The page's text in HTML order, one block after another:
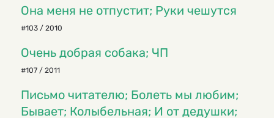
Она меня не отпустит; Руки чешутся
#103 / 2010
Очень добрая собака; ЧП
#107 / 2011
Письмо читателю; Болеть мы любим;
Бывает; Колыбельная; И от дедушки;